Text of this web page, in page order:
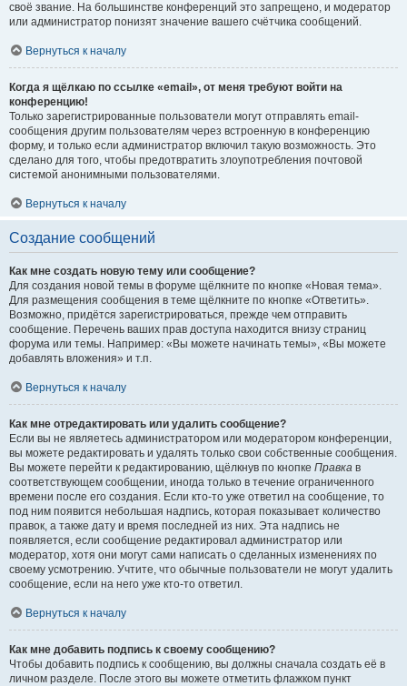
своё звание. На большинстве конференций это запрещено, и модератор
или администратор понизят значение вашего счётчика сообщений.
Вернуться к началу
Когда я щёлкаю по ссылке «email», от меня требуют войти на
конференцию!
Только зарегистрированные пользователи могут отправлять email-
сообщения другим пользователям через встроенную в конференцию
форму, и только если администратор включил такую возможность. Это
сделано для того, чтобы предотвратить злоупотребления почтовой
системой анонимными пользователями.
Вернуться к началу
Создание сообщений
Как мне создать новую тему или сообщение?
Для создания новой темы в форуме щёлкните по кнопке «Новая тема».
Для размещения сообщения в теме щёлкните по кнопке «Ответить».
Возможно, придётся зарегистрироваться, прежде чем отправить
сообщение. Перечень ваших прав доступа находится внизу страниц
форума или темы. Например: «Вы можете начинать темы», «Вы можете
добавлять вложения» и т.п.
Вернуться к началу
Как мне отредактировать или удалить сообщение?
Если вы не являетесь администратором или модератором конференции,
вы можете редактировать и удалять только свои собственные сообщения.
Вы можете перейти к редактированию, щёлкнув по кнопке Правка в
соответствующем сообщении, иногда только в течение ограниченного
времени после его создания. Если кто-то уже ответил на сообщение, то
под ним появится небольшая надпись, которая показывает количество
правок, а также дату и время последней из них. Эта надпись не
появляется, если сообщение редактировал администратор или
модератор, хотя они могут сами написать о сделанных изменениях по
своему усмотрению. Учтите, что обычные пользователи не могут удалить
сообщение, если на него уже кто-то ответил.
Вернуться к началу
Как мне добавить подпись к своему сообщению?
Чтобы добавить подпись к сообщению, вы должны сначала создать её в
личном разделе. После этого вы можете отметить флажком пункт